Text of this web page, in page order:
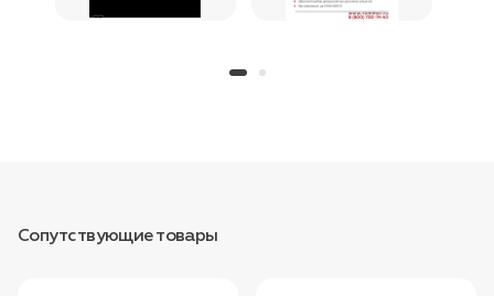
Сопутствующие товары